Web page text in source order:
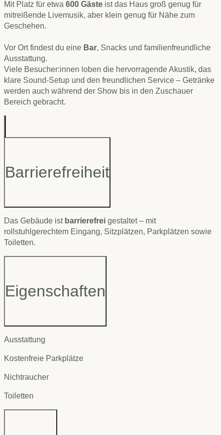
Mit Platz für etwa 600 Gäste ist das Haus groß genug für
mitreißende Livemusik, aber klein genug für Nähe zum
Geschehen.
Vor Ort findest du eine Bar, Snacks und familienfreundliche
Ausstattung.
Viele Besucher:innen loben die hervorragende Akustik, das
klare Sound-Setup und den freundlichen Service – Getränke
werden auch während der Show bis in den Zuschauer
Bereich gebracht.
Barrierefreiheit
Das Gebäude ist barrierefrei gestaltet – mit
rollstuhlgerechtem Eingang, Sitzplätzen, Parkplätzen sowie
Toiletten.
Eigenschaften
Ausstattung
Kostenfreie Parkplätze
Nichtraucher
Toiletten